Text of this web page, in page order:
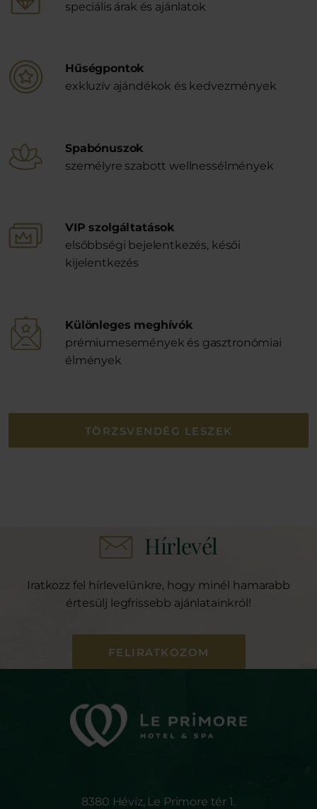
speciális árak és ajánlatok
Hűségpontok
exkluzív ajándékok és kedvezmények
Spabónuszok
személyre szabott wellnessélmények
VIP szolgáltatások
elsőbbségi bejelentkezés, késői
kijelentkezés
Különleges meghívók
prémiumesemények és gasztronómiai
élmények
TÖRZSVENDÉG LESZEK
Hírlevél
Iratkozz fel hírlevelünkre, hogy minél hamarabb
értesülj legfrissebb ajánlatainkról!
FELIRATKOZOM
8380 Hévíz, Le Primore tér 1.